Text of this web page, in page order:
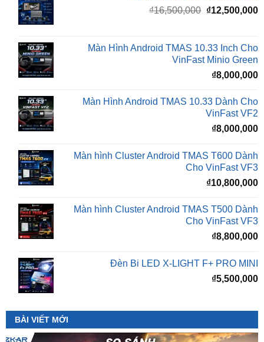
₫16,500,000.
Màn Hình Android TMAS 10.33 Inch Cho
₫8,000,000
Màn Hình Android TMAS 10.33 Dành Cho
VinFast VF2
₫8,000,000
Màn hình Cluster Android TMAS T600 Dành
₫10,800,000
Màn hình Cluster Android TMAS T500 Dành
₫8,800,000
Đèn Bi LED X-LIGHT F+ PRO MINI
BÀI VIẾT MỚI